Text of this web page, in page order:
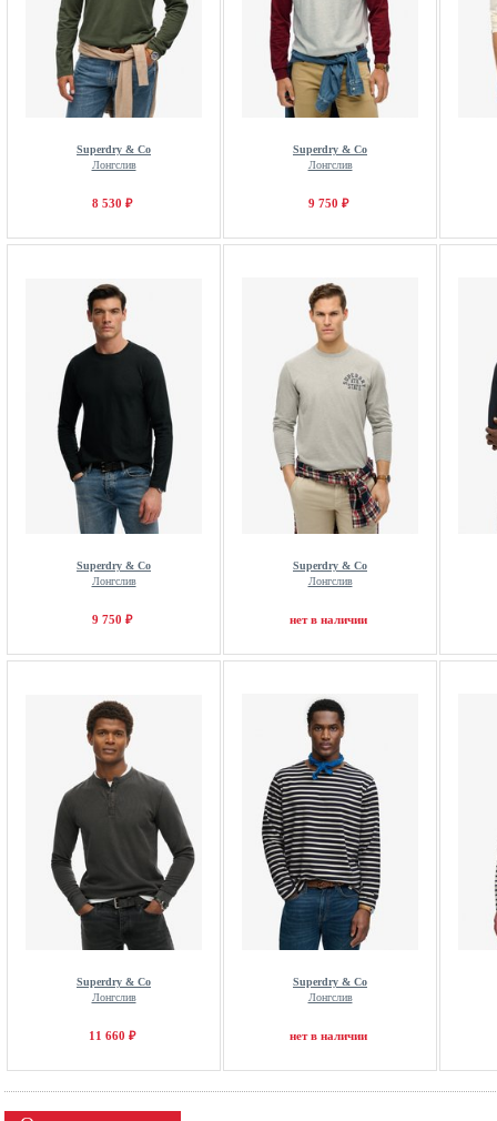
Superdry & Co
Лонгслив
8 530 ₽
Superdry & Co
Лонгслив
9 750 ₽
Superdry & Co
Лонгслив
9 750 ₽
Superdry & Co
Лонгслив
нет в наличии
Superdry & Co
Лонгслив
11 660 ₽
Superdry & Co
Лонгслив
нет в наличии